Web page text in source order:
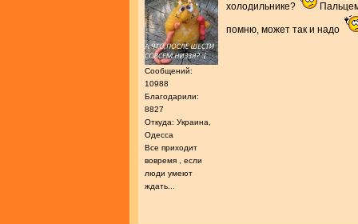
Сообщений:
10988
Благодарили:
8827
Откуда: Украина,
Одесса
Все приходит
вовремя , если
люди умеют
ждать...
холодильнике?
помню, может так и надо